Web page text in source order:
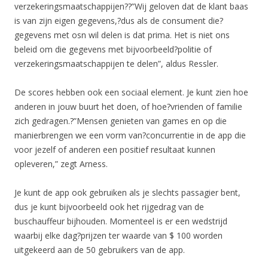
verzekeringsmaatschappijen??”Wij geloven dat de klant baas
is van zijn eigen gegevens,?dus als de consument die?
gegevens met osn wil delen is dat prima. Het is niet ons
beleid om die gegevens met bijvoorbeeld?politie of
verzekeringsmaatschappijen te delen”, aldus Ressler.
De scores hebben ook een sociaal element. Je kunt zien hoe
anderen in jouw buurt het doen, of hoe?vrienden of familie
zich gedragen.?”Mensen genieten van games en op die
manierbrengen we een vorm van?concurrentie in de app die
voor jezelf of anderen een positief resultaat kunnen
opleveren,” zegt Arness.
Je kunt de app ook gebruiken als je slechts passagier bent,
dus je kunt bijvoorbeeld ook het rijgedrag van de
buschauffeur bijhouden. Momenteel is er een wedstrijd
waarbij elke dag?prijzen ter waarde van $ 100 worden
uitgekeerd aan de 50 gebruikers van de app.